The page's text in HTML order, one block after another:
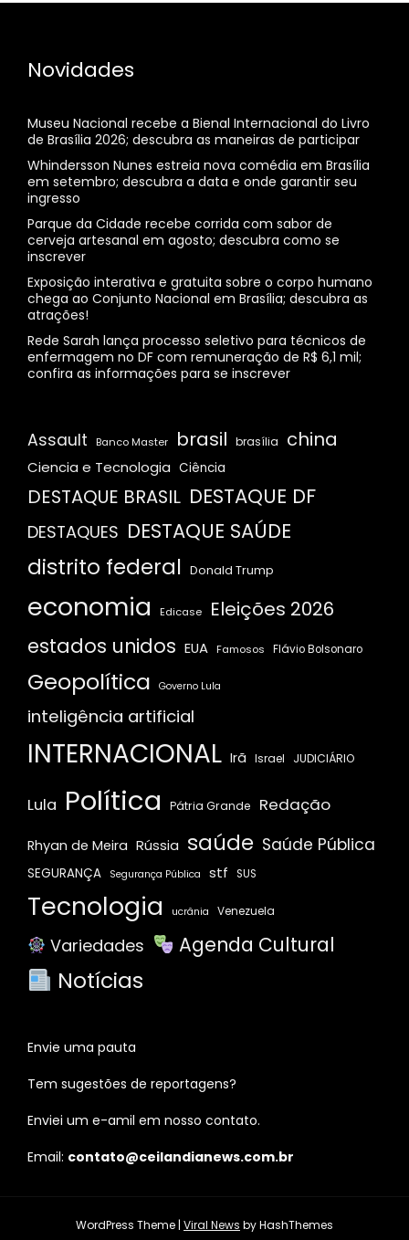
Novidades
Museu Nacional recebe a Bienal Internacional do Livro
de Brasília 2026; descubra as maneiras de participar
Whindersson Nunes estreia nova comédia em Brasília
em setembro; descubra a data e onde garantir seu
ingresso
Parque da Cidade recebe corrida com sabor de
cerveja artesanal em agosto; descubra como se
inscrever
Exposição interativa e gratuita sobre o corpo humano
chega ao Conjunto Nacional em Brasília; descubra as
atrações!
Rede Sarah lança processo seletivo para técnicos de
enfermagem no DF com remuneração de R$ 6,1 mil;
confira as informações para se inscrever
Assault Banco Master brasil brasília china
Ciencia e Tecnologia Ciência
DESTAQUE BRASIL DESTAQUE DF
DESTAQUES DESTAQUE SAÚDE
distrito federal Donald Trump
economia Edicase Eleições 2026
estados unidos EUA Famosos Flávio Bolsonaro
Geopolítica Governo Lula
inteligência artificial
INTERNACIONAL Irã Israel JUDICIÁRIO
Lula Política Pátria Grande Redação
Rhyan de Meira Rússia saúde Saúde Pública
SEGURANÇA Segurança Pública stf SUS
Tecnologia ucrânia Venezuela
Variedades Agenda Cultural
Notícias
Envie uma pauta
Tem sugestões de reportagens?
Enviei um e-amil em nosso contato.
Email: contato@ceilandianews.com.br
WordPress Theme | Viral News by HashThemes